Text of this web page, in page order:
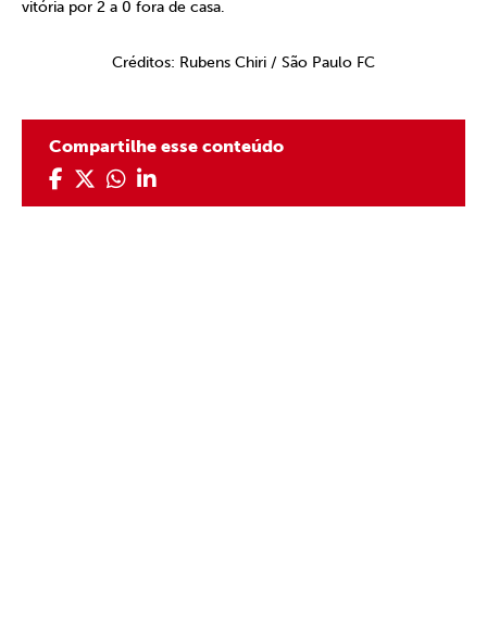
vitória por 2 a 0 fora de casa.
Créditos: Rubens Chiri / São Paulo FC
Compartilhe esse conteúdo